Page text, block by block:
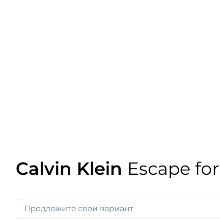
Calvin Klein Escape